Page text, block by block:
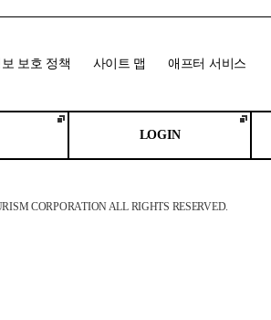
보호 정책 사이트 맵 애프터 서비스
LOGIN
CORPORATION ALL RIGHTS RESERVED.